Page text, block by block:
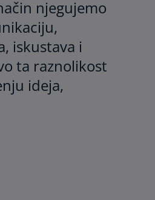
njegujemo
iskustava i
ta raznolikost
ideja,